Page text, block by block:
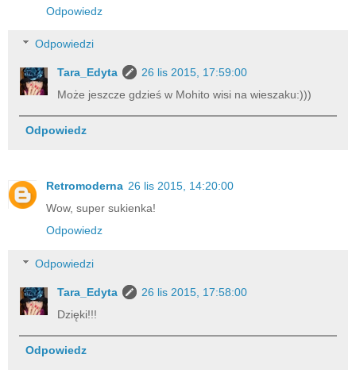
Odpowiedz
Odpowiedzi
Tara_Edyta
26 lis 2015, 17:59:00
Może jeszcze gdzieś w Mohito wisi na wieszaku:)))
Odpowiedz
Retromoderna 26 lis 2015, 14:20:00
Wow, super sukienka!
Odpowiedz
Odpowiedzi
Tara_Edyta
26 lis 2015, 17:58:00
Dzięki!!!
Odpowiedz